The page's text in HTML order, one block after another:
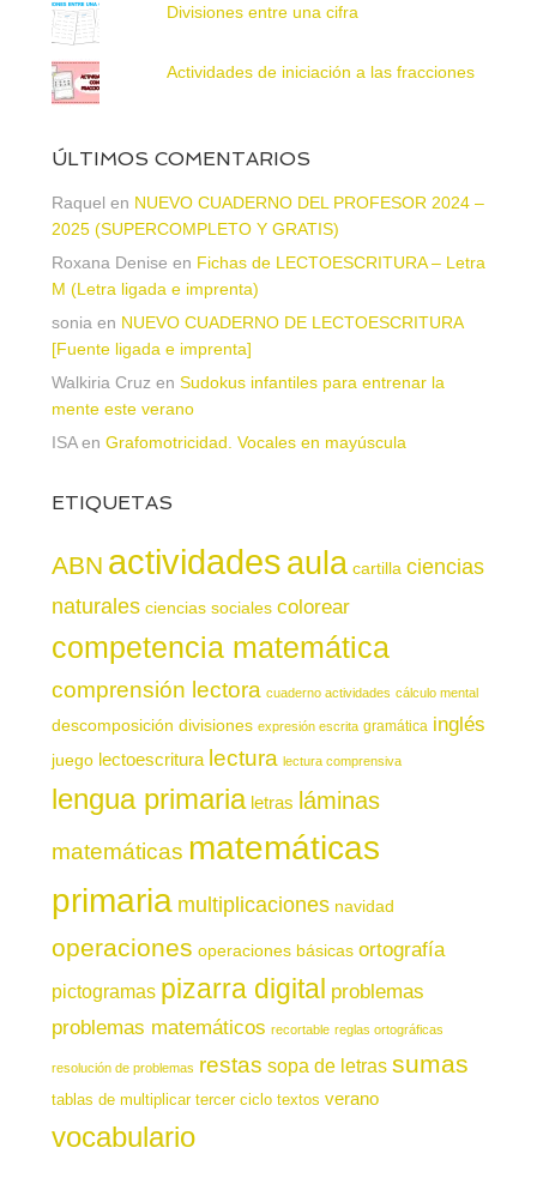
Divisiones entre una cifra
Actividades de iniciación a las fracciones
ÚLTIMOS COMENTARIOS
Raquel en NUEVO CUADERNO DEL PROFESOR 2024 –
2025 (SUPERCOMPLETO Y GRATIS)
Roxana Denise en Fichas de LECTOESCRITURA – Letra
M (Letra ligada e imprenta)
sonia en NUEVO CUADERNO DE LECTOESCRITURA
[Fuente ligada e imprenta]
Walkiria Cruz en Sudokus infantiles para entrenar la
mente este verano
ISAen Grafomotricidad. Vocales en mayúscula
ETIQUETAS
ABN actividadesaula cartilla ciencias
naturales ciencias sociales colorear
competencia matemática
comprensión lectora cuaderno actividades cálculo mental
descomposición divisiones expresión escrita gramática inglés
juego lectoescritura lectura lectura comprensiva
lengua primaria letras láminas
matemáticas matemáticas
primaria multiplicaciones navidad
operaciones operaciones básicas ortografía
pictogramas pizarra digital problemas
problemas matemáticos recortable reglas ortográficas
resolución de problemas restas sopa de letras sumas
tablas de multiplicar tercer ciclo textos verano
vocabulario